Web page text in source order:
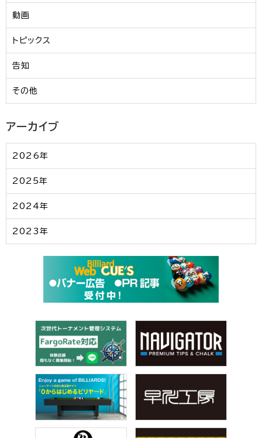
動画
トピックス
告知
その他
アーカイブ
2026年
2025年
2024年
2023年